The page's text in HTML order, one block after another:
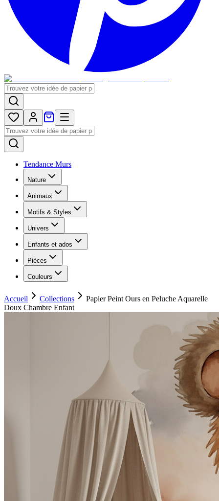
Tendance Murs
Nature
Animaux
Motifs & Styles
Univers
Enfants et ados
Pièces
Couleurs
Accueil Collections
Papier Peint Ours en Peluche Aquarelle
Doux Chambre Enfant